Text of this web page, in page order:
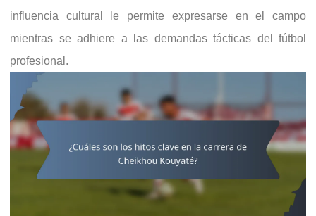
influencia cultural le permite expresarse en el campo
mientras se adhiere a las demandas tácticas del fútbol
profesional.